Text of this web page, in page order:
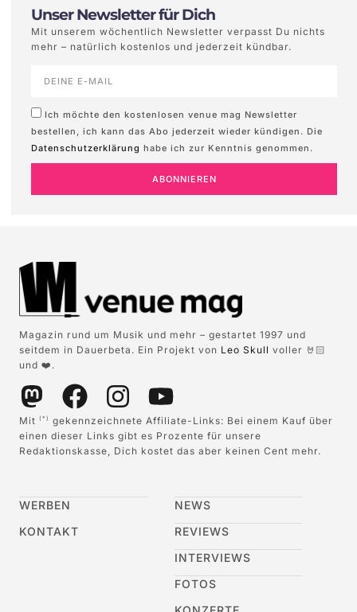
Unser Newsletter für Dich
Mit unserem wöchentlich Newsletter verpasst Du nichts
mehr – natürlich kostenlos und jederzeit kündbar.
Ich möchte den kostenlosen venue mag Newsletter
bestellen, ich kann das Abo jederzeit wieder kündigen. Die
Datenschutzerklärung habe ich zur Kenntnis genommen.
ABONNIEREN
Magazin rund um Musik und mehr – gestartet 1997 und
seitdem in Dauerbeta. Ein Projekt von Leo Skull voller 🤘🏻
und ❤️.
Mit (*)
gekennzeichnete Affiliate-Links: Bei einem Kauf über
einen dieser Links gibt es Prozente für unsere
Redaktionskasse, Dich kostet das aber keinen Cent mehr.
WERBEN
KONTAKT
NEWS
REVIEWS
INTERVIEWS
FOTOS